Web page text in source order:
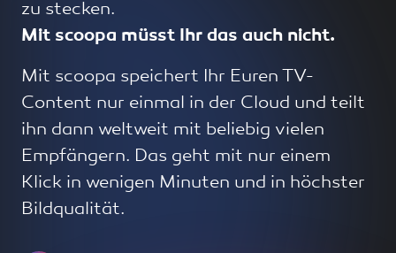
zu stecken.
Mit scoopa müsst Ihr das auch nicht.
Mit scoopa speichert Ihr Euren TV-
Content nur einmal in der Cloud und teilt
ihn dann weltweit mit beliebig vielen
Empfängern. Das geht mit nur einem
Klick in wenigen Minuten und in höchster
Bildqualität.